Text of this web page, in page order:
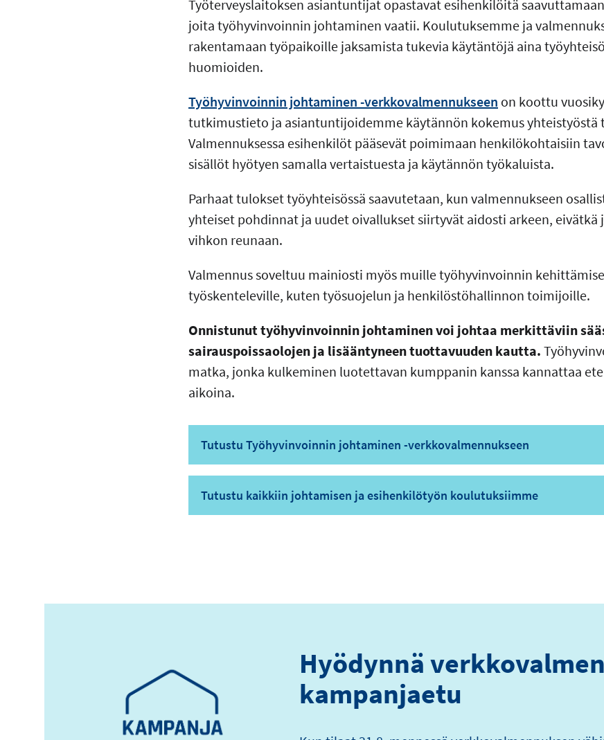
Työterveyslaitoksen asiantuntijat opastavat esihenkilöitä
joita työhyvinvoinnin johtaminen vaatii. Koulutuksemme ja
rakentamaan työpaikoille jaksamista tukevia käytäntöjä aina
huomioiden.
Työhyvinvoinnin johtaminen -verkkovalmennukseen on koottu
tutkimustieto ja asiantuntijoidemme käytännön kokemus yhteistyöstä
Valmennuksessa esihenkilöt pääsevät poimimaan henkilökohtaisiin
sisällöt hyötyen samalla vertaistuesta ja käytännön työkaluista.
Parhaat tulokset työyhteisössä saavutetaan, kun valmennukseen
yhteiset pohdinnat ja uudet oivallukset siirtyvät aidosti arkeen, eivätkä
vihkon reunaan.
Valmennus soveltuu mainiosti myös muille työhyvinvoinnin
työskenteleville, kuten työsuojelun ja henkilöstöhallinnon toimijoille.
Onnistunut työhyvinvoinnin johtaminen voi johtaa merkittäviin
sairauspoissaolojen ja lisääntyneen tuottavuuden kautta.
matka, jonka kulkeminen luotettavan kumppanin kanssa kannattaa
aikoina.
Tutustu Työhyvinvoinnin johtaminen -verkkovalmennukseen
Tutustu kaikkiin johtamisen ja esihenkilötyön koulutuksiimme
Hyödynnä
kampanjaetu